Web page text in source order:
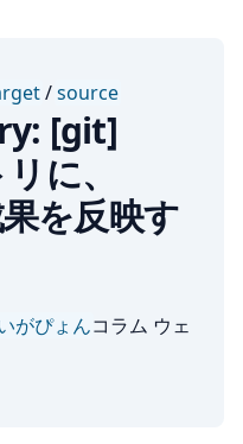
/source
[git]
に、
を反映す
がぴょんコラム ウェ